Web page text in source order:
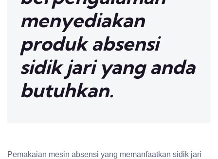
menyediakan
produk absensi
sidik jari yang anda
butuhkan.
Pemakaian mesin absensi yang memanfaatkan sidik jari